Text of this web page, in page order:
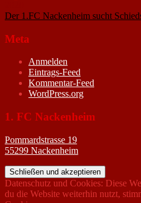
Der 1.FC Nackenheim sucht
Meta
Anmelden
Eintrags-Feed
Kommentar-Feed
WordPress.org
1. FC Nackenheim
Pommardstrasse 19
55299 Nackenheim
Datenschutz und Cookies: Diese
du die Website weiterhin nutzt,